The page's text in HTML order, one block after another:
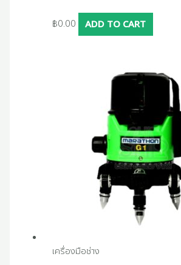
฿0.00 ADD TO CART
เครื่องมือช่าง